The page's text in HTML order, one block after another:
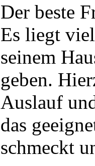
Der beste
Es liegt
seinem
geben.
Auslauf
das
schmeckt